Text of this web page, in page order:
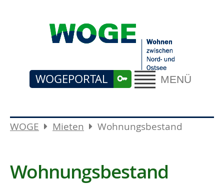
MENÜ
WOGEPORTAL
WOGE Mieten Wohnungsbestand
Wohnungsbestand